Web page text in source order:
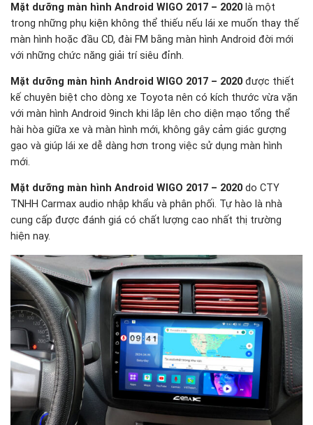
Mặt dưỡng màn hình Android WIGO 2017 – 2020 là một
trong những phụ kiện không thể thiếu nếu lái xe muốn thay thế
màn hình hoặc đầu CD, đài FM bằng màn hình Android đời mới
với những chức năng giải trí siêu đỉnh.
Mặt dưỡng màn hình Android WIGO 2017 – 2020 được thiết
kế chuyên biệt cho dòng xe Toyota nên có kích thước vừa vặn
với màn hình Android 9inch khi lắp lên cho diện mạo tổng thể
hài hòa giữa xe và màn hình mới, không gây cảm giác gượng
gạo và giúp lái xe dễ dàng hơn trong việc sử dụng màn hình
mới.
Mặt dưỡng màn hình Android WIGO 2017 – 2020 do CTY
TNHH Carmax audio nhập khẩu và phân phối. Tự hào là nhà
cung cấp được đánh giá có chất lượng cao nhất thị trường
hiện nay.